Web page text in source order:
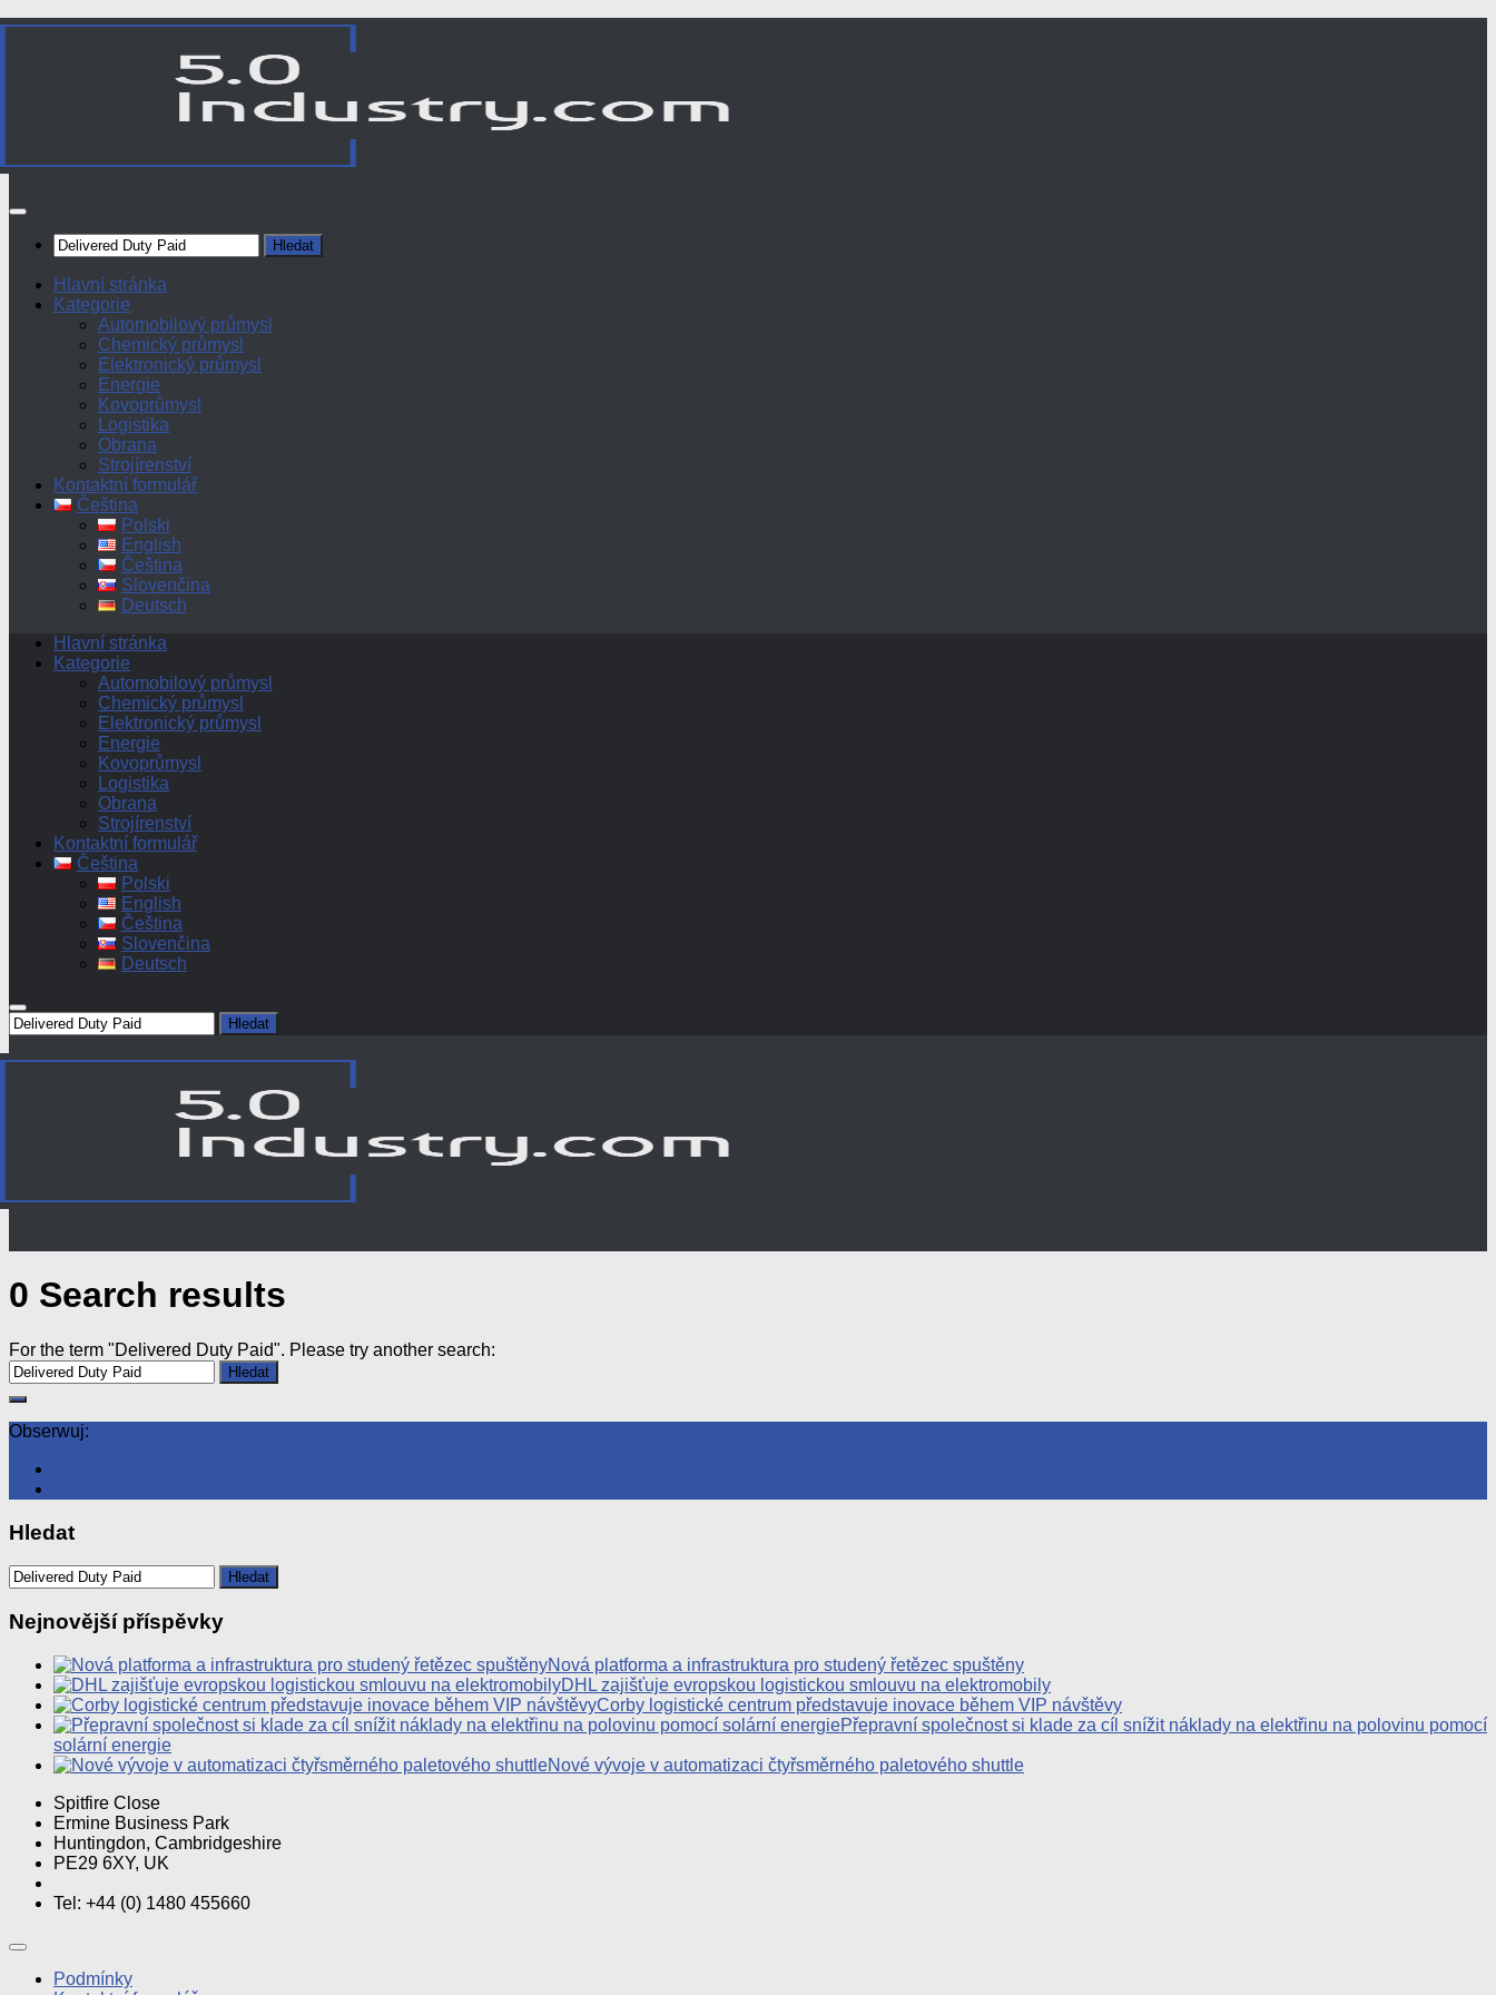
Skip
Vyhledávání
Hlavní stránka
Kategorie
Automobilový průmysl
Chemický průmysl
Elektronický průmysl
Energie
Kovoprůmysl
Logistika
Obrana
Strojírenství
Kontaktní formulář
Čeština
Polski
English
Čeština
Slovenčina
Deutsch
Hlavní stránka
Kategorie
Automobilový průmysl
Chemický průmysl
Elektronický průmysl
Energie
Kovoprůmysl
Logistika
Obrana
Strojírenství
Kontaktní formulář
Čeština
Polski
English
Čeština
Slovenčina
Deutsch
Vyhledávání
0 Search results
For the term "Delivered Duty Paid". Please try another search:
Vyhledávání
Obserwuj:
Hledat
Vyhledávání
Nejnovější příspěvky
Nová platforma a infrastruktura pro studený řetězec spuštěny
DHL zajišťuje evropskou logistickou smlouvu na elektromobily
Corby logistické centrum představuje inovace během VIP návštěvy
Přepravní společnost si klade za cíl snížit náklady na elektřinu na polovinu pomocí
solární energie
Nové vývoje v automatizaci čtyřsměrného paletového shuttle
Spitfire Close
Ermine Business Park
Huntingdon, Cambridgeshire
PE29 6XY, UK
Tel: +44 (0) 1480 455660
Podmínky